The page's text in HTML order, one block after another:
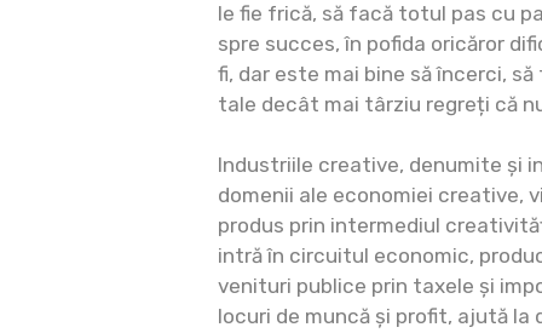
le fie frică, să facă totul pas cu
spre succes, în pofida oricăror
fi, dar este mai bine să încerci,
tale decât mai târziu regreți că
Industriile creative, denumite și
domenii ale economiei creative,
produs prin intermediul
intră în circuitul economic,
venituri publice prin taxele și
locuri de muncă și profit, ajută la